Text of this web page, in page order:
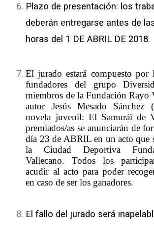
Plazo de presentación: los
deberán entregarse antes de
horas del 1 DE ABRIL DE 2018.
El jurado estará compuesto por
fundadores del grupo
miembros de la Fundación Rayo
autor Jesús Mesado
novela juvenil: El Samurái de
premiados/as se anunciarán de
día 23 de ABRIL en un acto que
la Ciudad Deportiva
Vallecano. Todos los
acudir al acto para poder
en caso de ser los ganadores.
El fallo del jurado será